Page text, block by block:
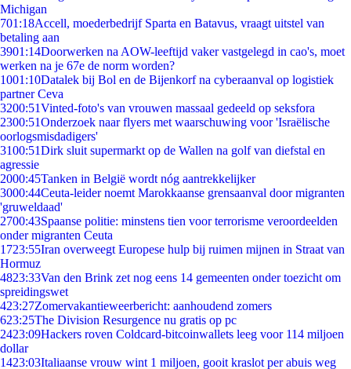
Michigan
701:18Accell, moederbedrijf Sparta en Batavus, vraagt uitstel van
betaling aan
3901:14Doorwerken na AOW-leeftijd vaker vastgelegd in cao's, moet
werken na je 67e de norm worden?
1001:10Datalek bij Bol en de Bijenkorf na cyberaanval op logistiek
partner Ceva
3200:51Vinted-foto's van vrouwen massaal gedeeld op seksfora
2300:51Onderzoek naar flyers met waarschuwing voor 'Israëlische
oorlogsmisdadigers'
3100:51Dirk sluit supermarkt op de Wallen na golf van diefstal en
agressie
2000:45Tanken in België wordt nóg aantrekkelijker
3000:44Ceuta-leider noemt Marokkaanse grensaanval door migranten
'gruweldaad'
2700:43Spaanse politie: minstens tien voor terrorisme veroordeelden
onder migranten Ceuta
1723:55Iran overweegt Europese hulp bij ruimen mijnen in Straat van
Hormuz
4823:33Van den Brink zet nog eens 14 gemeenten onder toezicht om
spreidingswet
423:27Zomervakantieweerbericht: aanhoudend zomers
623:25The Division Resurgence nu gratis op pc
2423:09Hackers roven Coldcard-bitcoinwallets leeg voor 114 miljoen
dollar
1423:03Italiaanse vrouw wint 1 miljoen, gooit kraslot per abuis weg